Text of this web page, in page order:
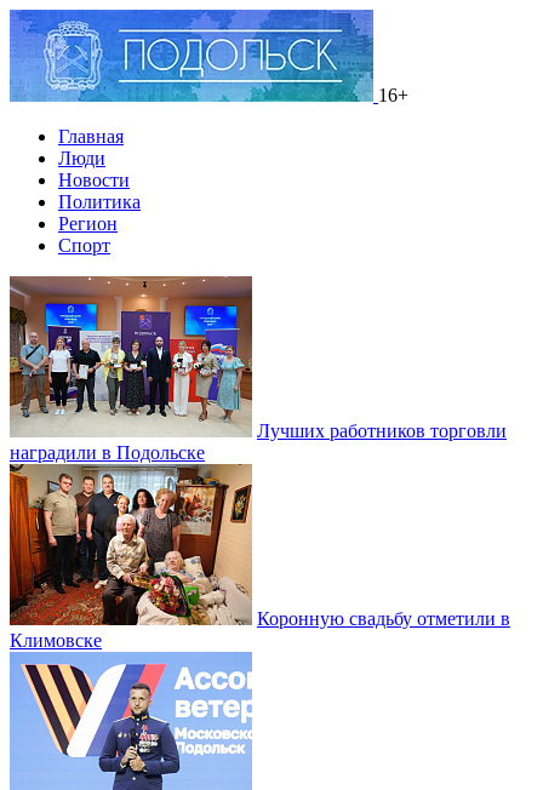
16+
Главная
Люди
Новости
Политика
Регион
Спорт
Лучших работников торговли
наградили в Подольске
Коронную свадьбу отметили в
Климовске